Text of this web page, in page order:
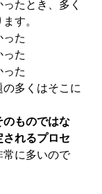
たとき、多く
す。
た
た
た
多くはそこに
のものではな
されるプロセ
に多いので